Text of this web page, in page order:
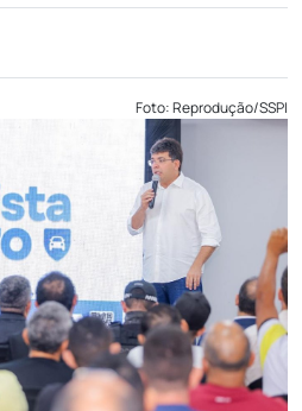
Foto: Reprodução/SSPI